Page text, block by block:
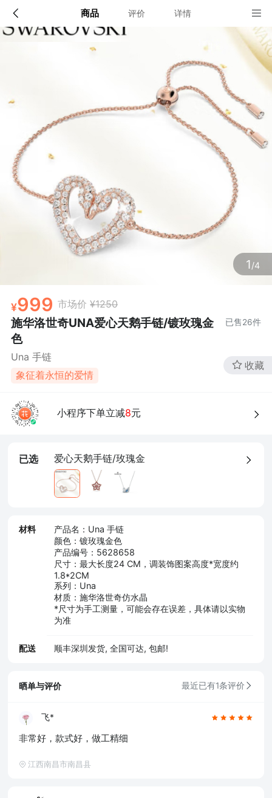
商品 评价 详情
1/4
999 市场价 ¥1250
施华洛世奇UNA爱心天鹅手链/镀玫瑰金
色
已售26件
Una 手链
象征着永恒的爱情
收藏
小程序下单立减8元
已选 爱心天鹅手链/玫瑰金
材料
产品名：Una 手链
颜色：镀玫瑰金色
产品编号：5628658
尺寸：最大长度24 CM，调装饰图案高度*宽度约
1.8*2CM
系列：Una
材质：施华洛世奇仿水晶
*尺寸为手工测量，可能会存在误差，具体请以实物
为准
配送 顺丰深圳发货, 全国可达, 包邮!
配送说明
顺丰深圳发货, 全国可达, 包邮!
店铺信息
该地区暂无配送门店
晒单与评价 最近已有1条评价
飞*
非常好，款式好，做工精细
江西南昌市南昌县